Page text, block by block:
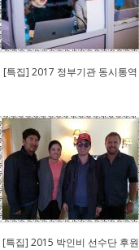
[특집] 2017 정부기관 동시통역
[특집] 2015 박인비 선수단 후원